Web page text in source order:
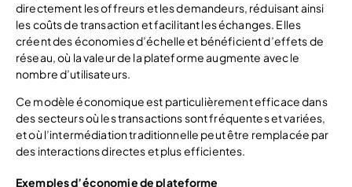
directement les offreurs et les demandeurs, réduisant ainsi
les coûts de transaction et facilitant les échanges. Elles
créent des économies d’échelle et bénéficient d’effets de
réseau, où la valeur de la plateforme augmente avec le
nombre d’utilisateurs.
Ce modèle économique est particulièrement efficace dans
des secteurs où les transactions sont fréquentes et variées,
et où l’intermédiation traditionnelle peut être remplacée par
des interactions directes et plus efficientes.
Exemples d’économie de plateforme